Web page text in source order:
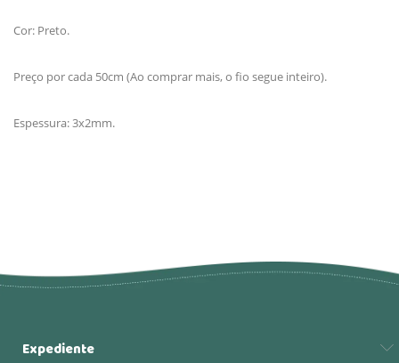
Cor: Preto.
Preço por cada 50cm (Ao comprar mais, o fio segue inteiro).
Espessura: 3x2mm.
Expediente